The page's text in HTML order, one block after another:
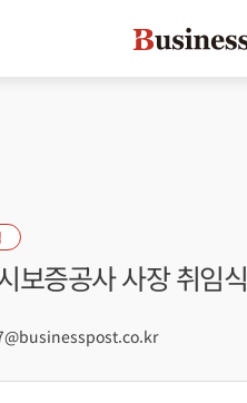
보증공사 사장 취임